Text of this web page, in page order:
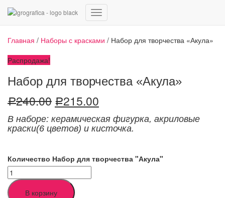
Переключить
Главная / Наборы с красками / Набор для творчества «Акула»
Распродажа!
Набор для творчества «Акула»
Р240.00 Р215.00
В наборе: керамическая фигурка, акриловые
краски(6 цветов) и кисточка.
Количество Набор для творчества "Акула"
В корзину